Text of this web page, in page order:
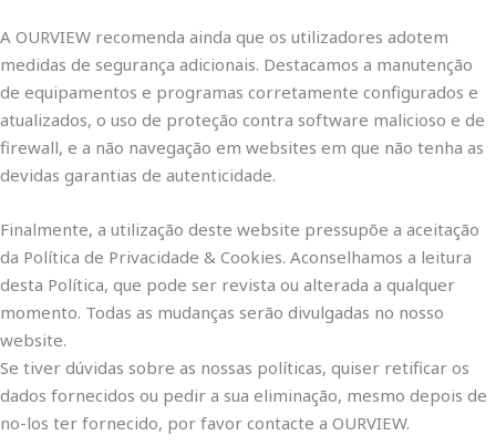
A OURVIEW recomenda ainda que os utilizadores adotem
medidas de segurança adicionais. Destacamos a manutenção
de equipamentos e programas corretamente configurados e
atualizados, o uso de proteção contra software malicioso e de
firewall, e a não navegação em websites em que não tenha as
devidas garantias de autenticidade.
Finalmente, a utilização deste website pressupõe a aceitação
da Política de Privacidade & Cookies. Aconselhamos a leitura
desta Política, que pode ser revista ou alterada a qualquer
momento. Todas as mudanças serão divulgadas no nosso
website.
Se tiver dúvidas sobre as nossas políticas, quiser retificar os
dados fornecidos ou pedir a sua eliminação, mesmo depois de
no-los ter fornecido, por favor contacte a OURVIEW.